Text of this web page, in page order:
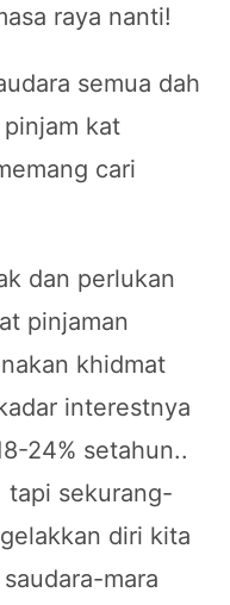
raya nanti!
semua dah
kat
cari
dan perlukan
pinjaman
khidmat
interestnya
24% setahun..
tapi sekurang-
diri kita
mara